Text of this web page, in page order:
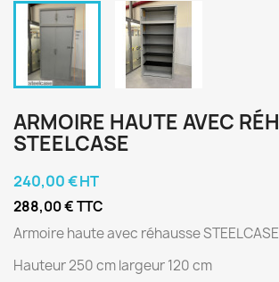
ARMOIRE HAUTE AVEC
STEELCASE
240,00 € HT
288,00 € TTC
Armoire haute avec réhausse STEELCASE
Hauteur 250 cm largeur 120 cm